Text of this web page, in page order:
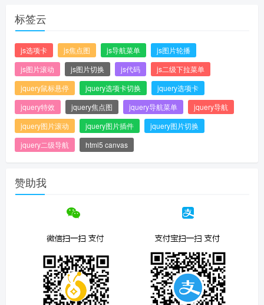
标签云
js选项卡 js焦点图 js导航菜单
js图片轮播
js图片滚动
js图片切换 js代码
js二级下拉菜单
jquery鼠标悬停
jquery选项卡切换
jquery选项卡
jquery特效
jquery焦点图 jquery导航菜单
jquery导航
jquery图片滚动
jquery图片插件
jquery图片切换
jquery二级导航
html5 canvas
赞助我